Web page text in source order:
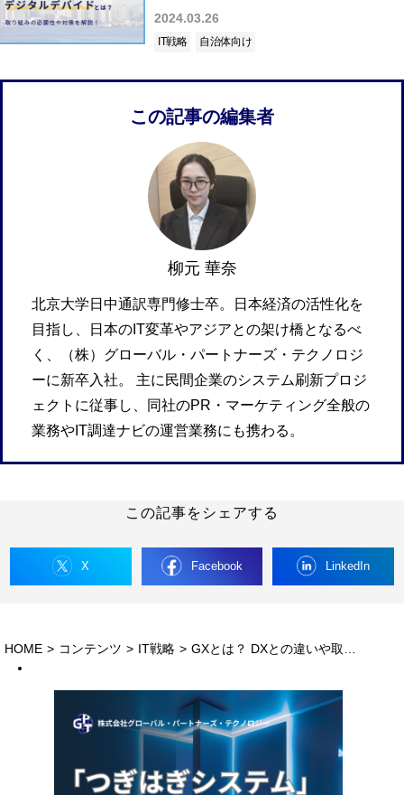
2024.03.26
IT戦略 自治体向け
この記事の編集者
柳元 華奈
北京大学日中通訳専門修士卒。日本経済の活性化を
目指し、日本のIT変革やアジアとの架け橋となるべ
く、（株）グローバル・パートナーズ・テクノロジ
ーに新卒入社。 主に民間企業のシステム刷新プロジ
ェクトに従事し、同社のPR・マーケティング全般の
業務やIT調達ナビの運営業務にも携わる。
この記事をシェアする
X Facebook LinkedIn
HOME > コンテンツ > IT戦略 >